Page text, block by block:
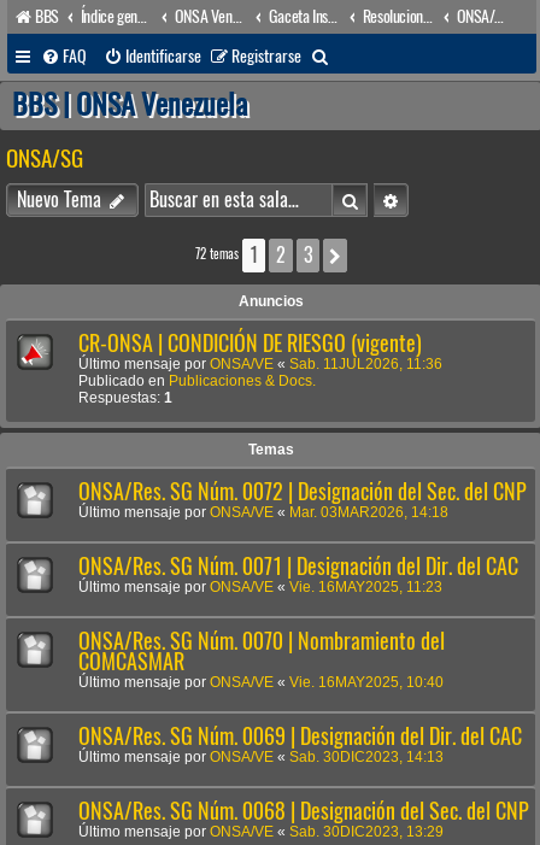
BBS Índice general ONSA Venezuela (acceso público) Gaceta Institucional Resoluciones
ONSA/SG
FAQ
Identificarse Registrarse
u
a
r
BBS | ONSA Venezuela
ONSA/SG
Nuevo Tema BuscarBúsqueda avanzada
72 temas 1 2 3
Anuncios
CR-ONSA | CONDICIÓN DE RIESGO (vigente)
Último mensaje por ONSA/VE « Sab. 11JUL2026, 11:36
Publicado en Publicaciones & Docs.
Respuestas: 1
Temas
ONSA/Res. SG Núm. 0072 | Designación del Sec. del CNP
Último mensaje por ONSA/VE « Mar. 03MAR2026, 14:18
ONSA/Res. SG Núm. 0071 | Designación del Dir. del CAC
Último mensaje por ONSA/VE « Vie. 16MAY2025, 11:23
ONSA/Res. SG Núm. 0070 | Nombramiento del
COMCASMAR
Último mensaje por ONSA/VE « Vie. 16MAY2025, 10:40
ONSA/Res. SG Núm. 0069 | Designación del Dir. del CAC
Último mensaje por ONSA/VE « Sab. 30DIC2023, 14:13
ONSA/Res. SG Núm. 0068 | Designación del Sec. del CNP
Último mensaje por ONSA/VE « Sab. 30DIC2023, 13:29